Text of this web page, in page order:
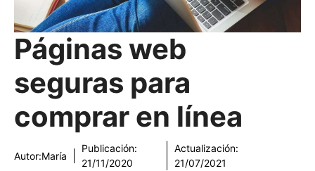
Páginas web
seguras para
comprar en línea
Autor:María
Publicación:
21/11/2020
Actualización:
21/07/2021